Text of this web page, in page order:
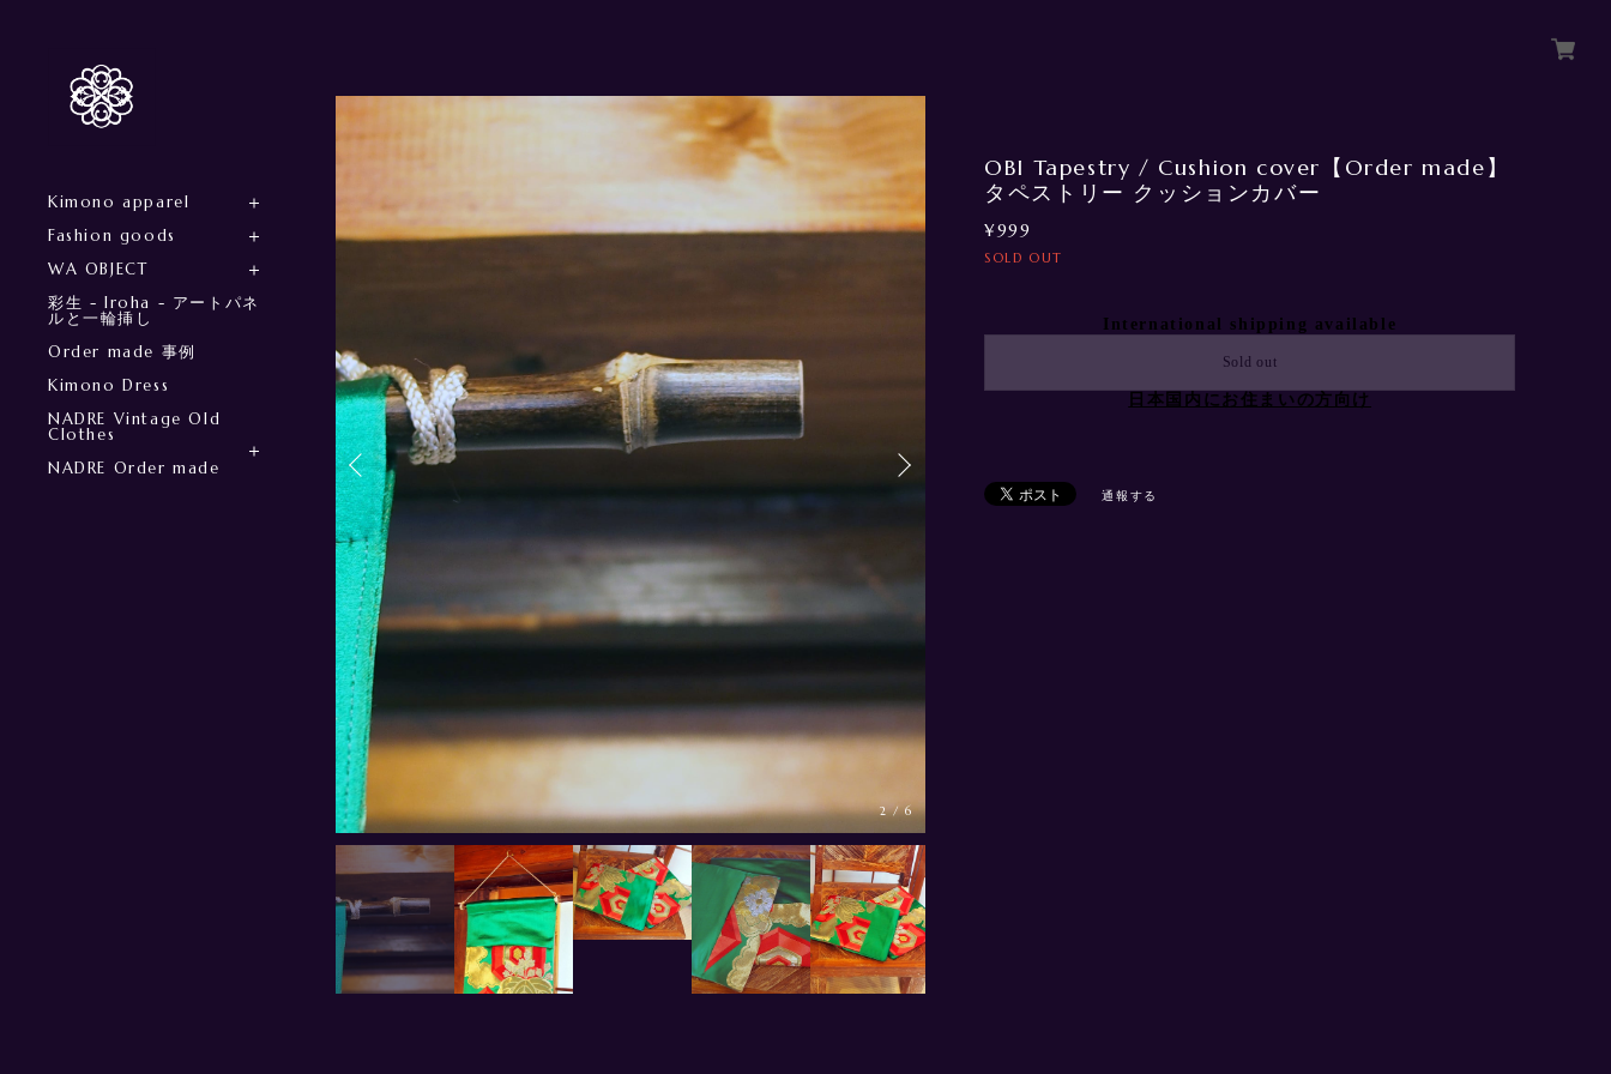
Kimono apparel
Fashion goods
WA OBJECT
彩生 - Iroha - アートパネ
ルと一輪挿し
Order made 事例
Kimono Dress
NADRE Vintage Old
Clothes
NADRE Order made
2/6
OBI Tapestry / Cushion cover【Order made】
タペストリー クッションカバー
¥999
SOLD OUT
International shipping available
Sold out
日本国内にお住まいの方向け
通報する